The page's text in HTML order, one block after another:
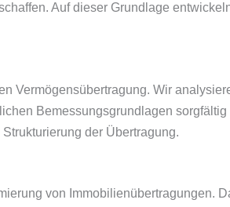
Auf dieser Grundlage
Vermögensübertragung. Wir
Bemessungsgrundlagen sorgfältig
der Übertragung.
von Immobilienübertragungen.